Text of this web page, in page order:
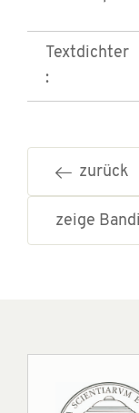
Textdichter
:
zurück
zeige